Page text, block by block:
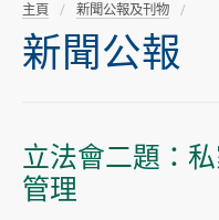
主頁 新聞公報及刊物
新聞公報
立法會二題：
管理